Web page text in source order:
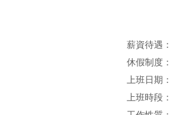
薪資待遇：
休假制度：
上班日期：
上班時段：